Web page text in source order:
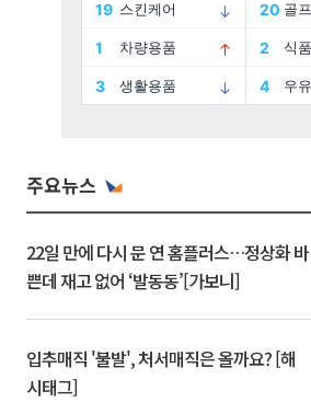
주요뉴스
22일 만에 다시 문 연 홈플러스…정상화 바
쁜데 재고 없어 ‘발동동’[가보니]
입추매직 '불발', 처서매직은 올까요? [해
시태그]